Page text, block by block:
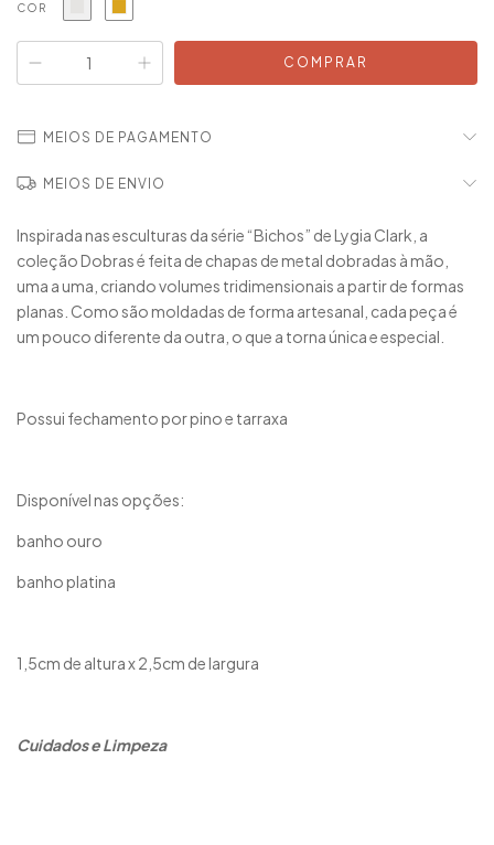
COR
MEIOS DE PAGAMENTO
MEIOS DE ENVIO
Inspirada nas esculturas da série “Bichos” de Lygia Clark, a
coleção Dobras é feita de chapas de metal dobradas à mão,
uma a uma, criando volumes tridimensionais a partir de formas
planas. Como são moldadas de forma artesanal, cada peça é
um pouco diferente da outra, o que a torna única e especial.
Possui fechamento por pino e tarraxa
Disponível nas opções:
banho ouro
banho platina
1,5cm de altura x 2,5cm de largura
Cuidados e Limpeza